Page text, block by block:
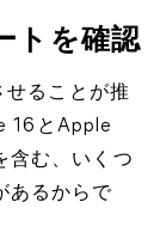
トを確認
ることが推
16とApple
含む、いくつ
あるからで